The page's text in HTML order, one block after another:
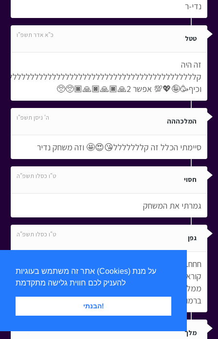
אתר זה משתמש בעוגיות (Cookies) על מנת
הבנתי!
נדי-ר
טטל כ"א אדר תשפ"ו
זה היה
וכיף🥳🤪💖💯 אפשר 2🙏🏿🙏🏿🙏🏿🥺🥺
המלכההה ה' ניסן תשפ"ו
סיימתי הכלל זה קללללללל😘😍🤩 וזה משחק נדיר
חסוי ט"ו כסלו תשפ"ה
גמרתי את המשחק
גפן ט"ו כסלו תשפ"ה
חחח... אני בבאמת מהירה וזריזה כמו המשחק מי שקודם
קורא את התגובות ואז משחק אז כדי לו נורא לשחק אבל
ממליצה לו להיות באמת זריז ומההיר משחק אחד הכיפים
ברמותת נדיררר!!!!!
מלך